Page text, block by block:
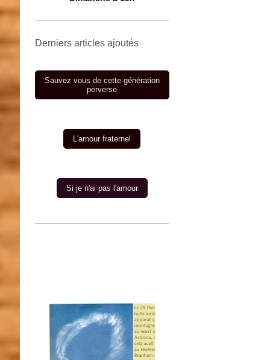
Derniers articles ajoutés
Sauvez vous de cette génération
perverse
L'amour fraternel
Si je n'ai pas l'amour